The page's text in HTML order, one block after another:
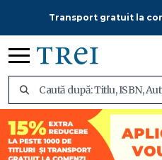
Transport gratuit la